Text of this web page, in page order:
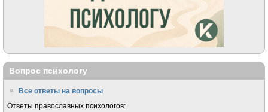
Вопрос психологу
Все ответы на вопросы
Ответы православных психологов: